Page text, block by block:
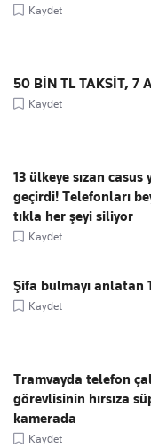
Kaydet
50 BİN TL TAKSİT, 7
Kaydet
13 ülkeye sızan casus
geçirdi! Telefonları
tıkla her şeyi siliyor
Kaydet
Şifa bulmayı anlatan
Kaydet
Tramvayda telefon
görevlisinin hırsıza
kamerada
Kaydet